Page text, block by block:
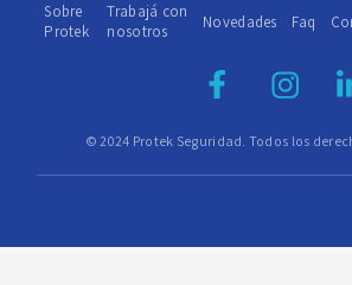
© 2024 Protek Seguridad. Todos los
Sobre
Protek
Trabajá con
nosotros
Novedades Faq